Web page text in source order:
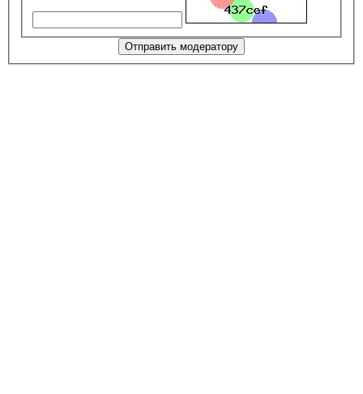
Отправить модератору